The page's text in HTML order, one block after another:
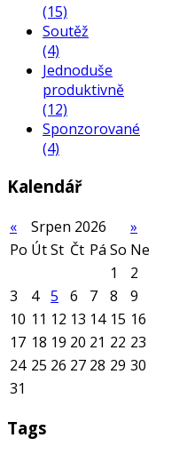
(15)
Soutěž
(4)
Jednoduše
produktivně
(12)
Sponzorované
(4)
Kalendář
« Srpen 2026
»
Po ÚtSt Čt Pá So Ne
1
2
3
4 5 6 7 8
9
10 11 12 13 14 15 16
17 18 19 20 21 22 23
24 25 26 27 28 29 30
31
Tags